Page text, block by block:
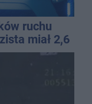
ruchu
miał 2,6